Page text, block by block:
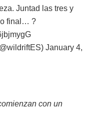
Juntad las tres y
final… ?️
January 4,
con un